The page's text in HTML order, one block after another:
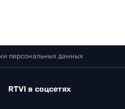
персональных данных
RTVI в соцсетях